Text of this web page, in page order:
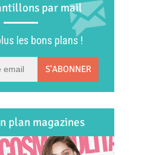
par mail
les bons plans !
S'ABONNER
plan magazines